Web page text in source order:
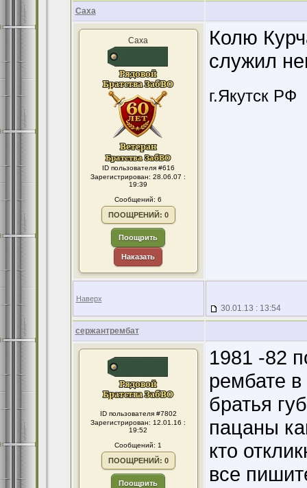
Саха
Саха
ID пользователя #616
Зарегистрирован: 28.06.07 :
19:39
Сообщений: 6
ПООЩРЕНИЙ: 0
Поощрить
Наказать
Колю
служил
г.Якутск РФ
Наверх
30.01.13 : 13:54
сержантрембат
ID пользователя #7802
Зарегистрирован: 12.01.16 :
19:52
Сообщений: 1
ПООЩРЕНИЙ: 0
Поощрить
1981 -82
рембате в
братья
пацаны
кто
все